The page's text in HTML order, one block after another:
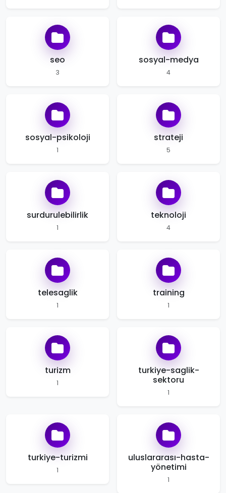
seo
3
sosyal-medya
4
sosyal-psikoloji
1
strateji
5
surdurulebilirlik
1
teknoloji
4
telesaglik
1
training
1
turizm
1
turkiye-saglik-
sektoru
1
turkiye-turizmi
1
uluslararası-hasta-
yönetimi
1